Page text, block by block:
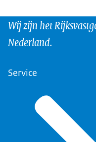
Wij zijn het
Nederland.
Service